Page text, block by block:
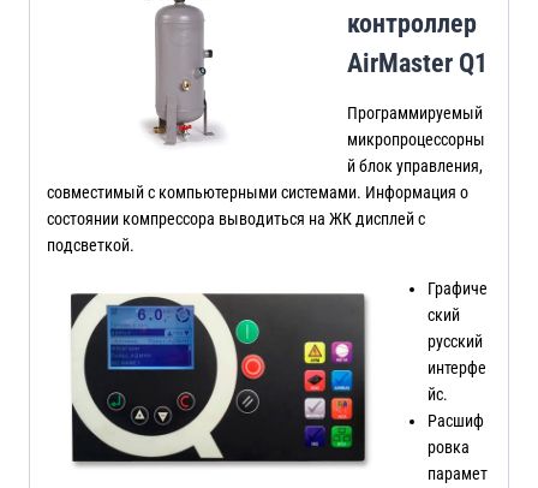
контроллер
AirMaster Q1
Программируемый
микропроцессорны
й блок управления,
совместимый с компьютерными системами. Информация о
состоянии компрессора выводиться на ЖК дисплей с
подсветкой.
Графиче
ский
русский
интерфе
йс.
Расшиф
ровка
парамет